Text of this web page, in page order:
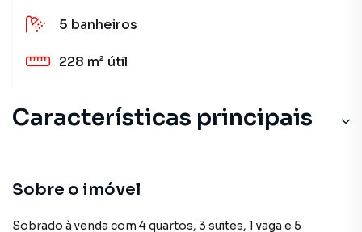
5 banheiros
228 m² útil
Características principais
Sobre o imóvel
Sobrado à venda com 4 quartos, 3 suites, 1 vaga e 5